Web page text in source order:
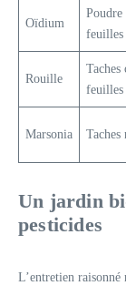
Oïdium
Poudre
feuilles
Rouille
Taches
feuilles
Marsonia Taches
Un jardin
pesticides
L’entretien raisonné